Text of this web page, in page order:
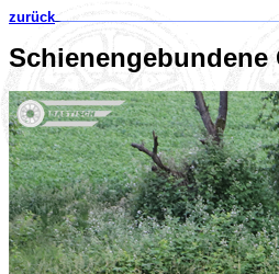
zurück
Schienengebundene